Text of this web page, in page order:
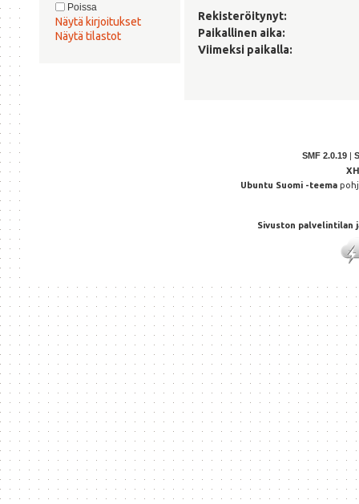
Poissa
Näytä kirjoitukset
Näytä tilastot
Rekisteröitynyt:
Paikallinen aika:
Viimeksi paikalla:
SMF 2.0.19 |
Ubuntu Suomi -teema
Sivuston palvelintilan